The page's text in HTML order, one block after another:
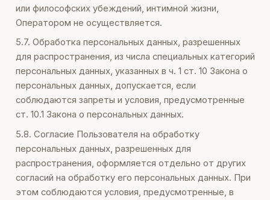
или философских убеждений, интимной жизни,
Оператором не осуществляется.
5.7. Обработка персональных данных, разрешенных
для распространения, из числа специальных категорий
персональных данных, указанных в ч. 1 ст. 10 Закона о
персональных данных, допускается, если
соблюдаются запреты и условия, предусмотренные
ст. 10.1 Закона о персональных данных.
5.8. Согласие Пользователя на обработку
персональных данных, разрешенных для
распространения, оформляется отдельно от других
согласий на обработку его персональных данных. При
этом соблюдаются условия, предусмотренные, в